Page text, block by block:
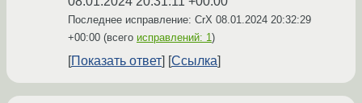
Последнее исправление: CrX 08.01.2024 20:32:29
+00:00 (всего исправлений: 1)
Показать ответ Ссылка